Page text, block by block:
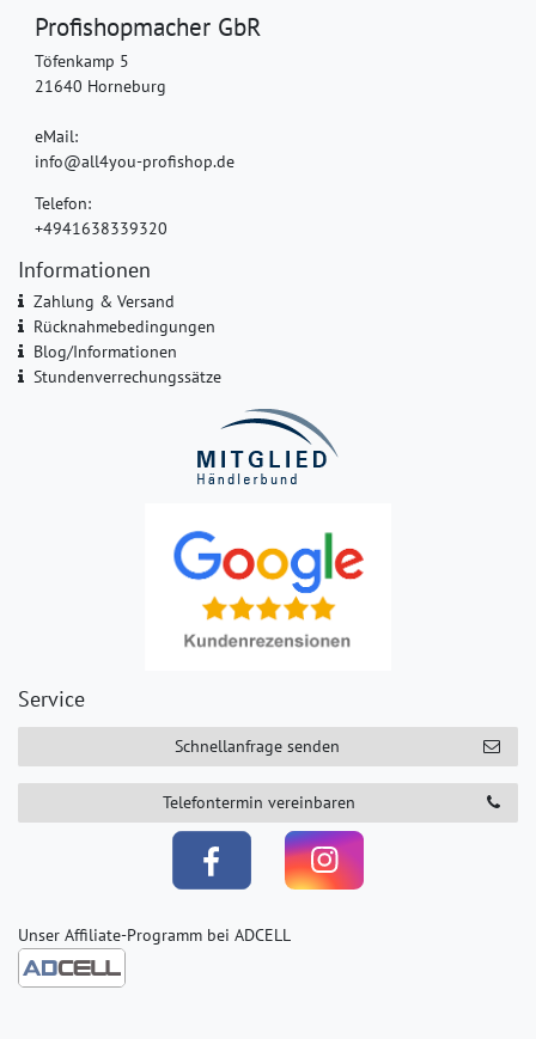
Profishopmacher GbR
Töfenkamp 5
21640 Horneburg
eMail:
info@all4you-profishop.de
Telefon:
+4941638339320
Informationen
Zahlung & Versand
Rücknahmebedingungen
Blog/Informationen
Stundenverrechungssätze
Service
Schnellanfrage senden
Telefontermin vereinbaren
Unser Affiliate-Programm bei ADCELL